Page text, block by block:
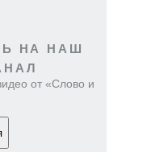
НА НАШ
от «Слово и